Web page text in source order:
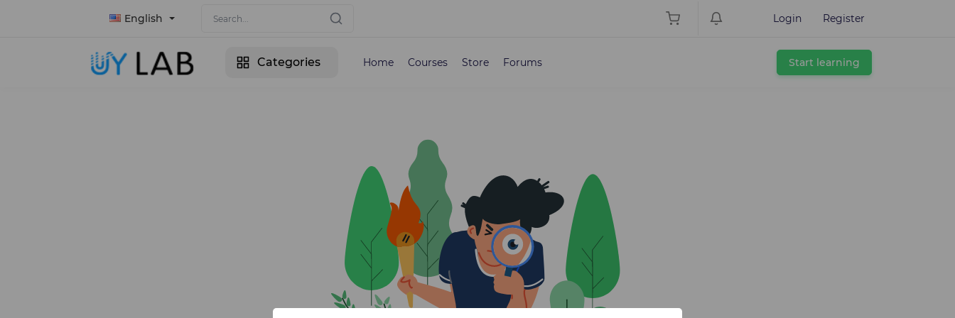
English Login Register
Categories Home Courses Store Forums Start learning